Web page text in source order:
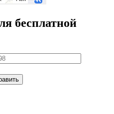
бесплатной